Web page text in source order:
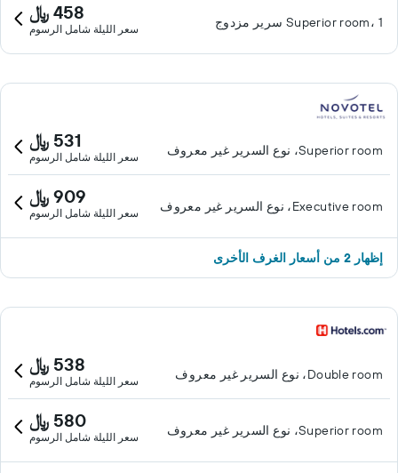
Superior room، 1 سرير مزدوج 458 ﷼
سعر الليلة شامل الرسوم
Superior room، نوع السرير غير معروف 531 ﷼
سعر الليلة شامل الرسوم
Executive room، نوع السرير غير معروف 909 ﷼
سعر الليلة شامل الرسوم
إظهار 2 من أسعار الغرف الأخرى
Double room، نوع السرير غير معروف 538 ﷼
سعر الليلة شامل الرسوم
Superior room، نوع السرير غير معروف 580 ﷼
سعر الليلة شامل الرسوم